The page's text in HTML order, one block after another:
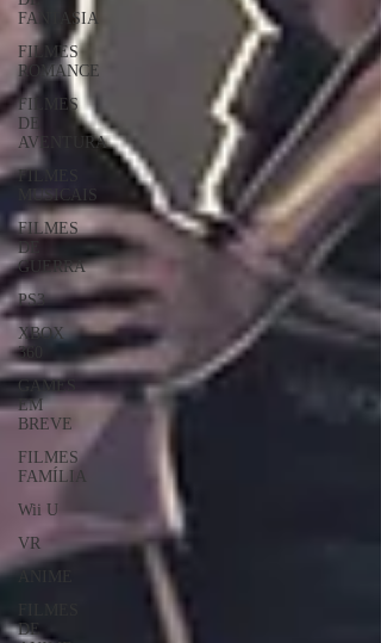
FANTASIA
FILMES
ROMANCE
FILMES
DE
AVENTURA
FILMES
MUSICAIS
FILMES
DE
GUERRA
PS3
XBOX
360
GAMES
EM
BREVE
FILMES
FAMÍLIA
Wii U
VR
DE